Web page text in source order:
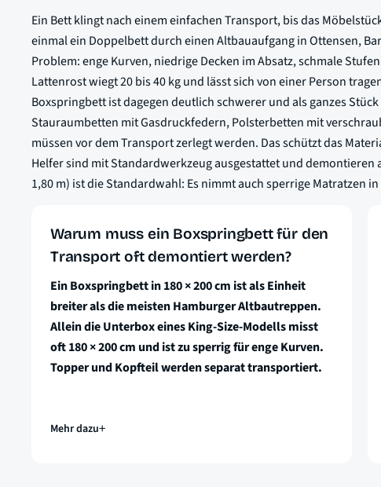
Ein Bett klingt nach einem einfachen Transport, bis das
einmal ein Doppelbett durch einen Altbauaufgang in Ottensen,
Problem: enge Kurven, niedrige Decken im Absatz, schmale
Lattenrost wiegt 20 bis 40 kg und lässt sich von einer Person
Boxspringbett ist dagegen deutlich schwerer und als ganzes
Stauraumbetten mit Gasdruckfedern, Polsterbetten mit
müssen vor dem Transport zerlegt werden. Das schützt das
Helfer sind mit Standardwerkzeug ausgestattet und demontieren
1,80 m) ist die Standardwahl: Es nimmt auch sperrige Matratzen
Warum muss ein Boxspringbett für den
Transport oft demontiert werden?
Ein Boxspringbett in 180 × 200 cm ist als Einheit
breiter als die meisten Hamburger Altbautreppen.
Allein die Unterbox eines King-Size-Modells misst
oft 180 × 200 cm und ist zu sperrig für enge Kurven.
Topper und Kopfteil werden separat transportiert.
Mehr dazu